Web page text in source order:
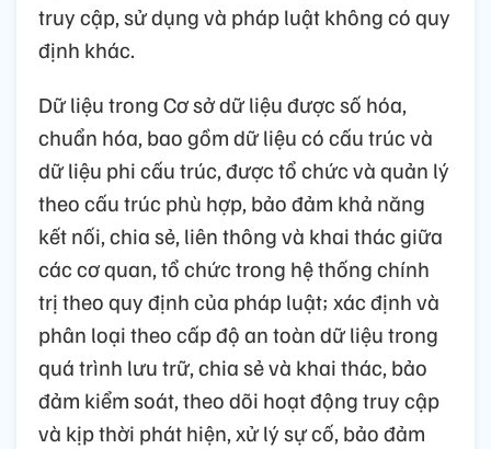
truy cập, sử dụng và pháp luật không có quy
định khác.
Dữ liệu trong Cơ sở dữ liệu được số hóa,
chuẩn hóa, bao gồm dữ liệu có cấu trúc và
dữ liệu phi cấu trúc, được tổ chức và quản lý
theo cấu trúc phù hợp, bảo đảm khả năng
kết nối, chia sẻ, liên thông và khai thác giữa
các cơ quan, tổ chức trong hệ thống chính
trị theo quy định của pháp luật; xác định và
phân loại theo cấp độ an toàn dữ liệu trong
quá trình lưu trữ, chia sẻ và khai thác, bảo
đảm kiểm soát, theo dõi hoạt động truy cập
và kịp thời phát hiện, xử lý sự cố, bảo đảm